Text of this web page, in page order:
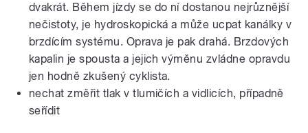
dvakrát. Během jízdy se do ní dostanou nejrůznější
nečistoty, je hydroskopická a může ucpat kanálky v
brzdícím systému. Oprava je pak drahá. Brzdových
kapalin je spousta a jejich výměnu zvládne opravdu
jen hodně zkušený cyklista.
nechat změřit tlak v tlumičích a vidlicích, případně
seřídit